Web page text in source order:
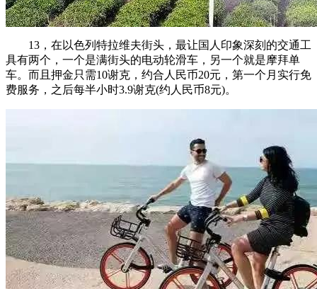
13，在以色列特拉维夫街头，最让国人印象深刻的交通工
具有两个，一个是满街头的电动轮滑车，另一个就是摩拜单
车。而且押金只需10谢克，约合人民币20元，第一个月实行免
费服务，之后每半小时3.9谢克(约人民币8元)。